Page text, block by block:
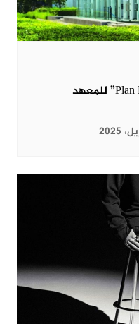
استئناف برنامج السينما “Plan Large” للمعهد